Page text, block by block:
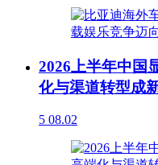
2026上半年中国
化与渠道转型成
5 08.02